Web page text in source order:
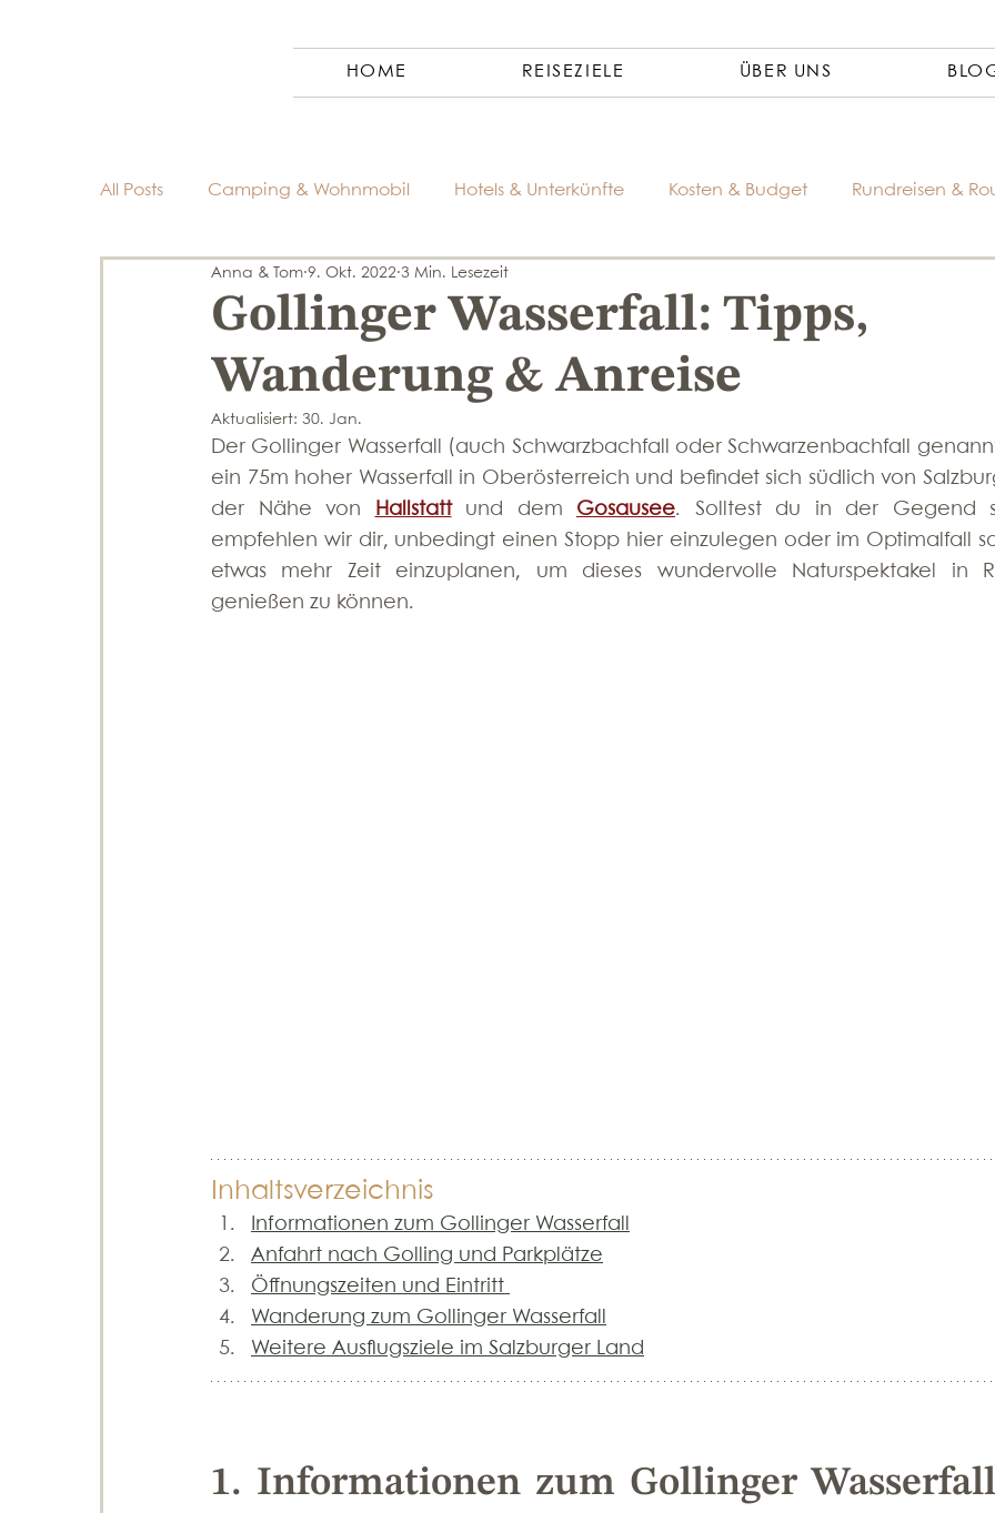
HOME REISEZIELE ÜBER UNS
All Posts Camping & Wohnmobil Hotels & Unterkünfte Kosten & Budget Rundreisen &
Reiseziele Reiseplanung & Tipps
Gollinger Wasserfall: Tipps,
Wanderung & Anreise
Anna & Tom 9. Okt. 2022 3 Min. Lesezeit
Aktualisiert: 30. Jan.
Der Gollinger Wasserfall (auch Schwarzbachfall oder Schwarzenbachfall
ein 75m hoher Wasserfall in Oberösterreich und befindet sich südlich von
der Nähe von
Hallstatt und dem Gosausee. Solltest du in der Gegend
empfehlen wir dir, unbedingt einen Stopp hier einzulegen oder im Optimalfall
etwas mehr Zeit einzuplanen, um dieses wundervolle Naturspektakel in
genießen zu können.
Inhaltsverzeichnis
Informationen zum Gollinger Wasserfall
Anfahrt nach Golling und Parkplätze
Öffnungszeiten und Eintritt
Wanderung zum Gollinger Wasserfall
Weitere Ausflugsziele im Salzburger Land
1. Informationen zum Gollinger